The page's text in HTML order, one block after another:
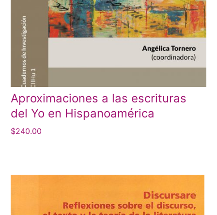
Aproximaciones a las escrituras
del Yo en Hispanoamérica
$240.00